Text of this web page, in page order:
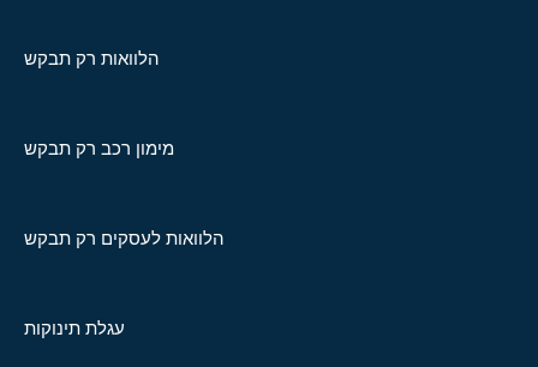
הלוואות רק תבקש
מימון רכב רק תבקש
הלוואות לעסקים רק תבקש
עגלת תינוקות